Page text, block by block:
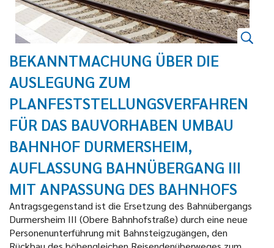
BEKANNTMACHUNG ÜBER DIE
AUSLEGUNG ZUM
PLANFESTSTELLUNGSVERFAHREN
FÜR DAS BAUVORHABEN UMBAU
BAHNHOF DURMERSHEIM,
AUFLASSUNG BAHNÜBERGANG III
MIT ANPASSUNG DES BAHNHOFS
Antragsgegenstand ist die Ersetzung des Bahnübergangs
Durmersheim III (Obere Bahnhofstraße) durch eine neue
Personenunterführung mit Bahnsteigzugängen, den